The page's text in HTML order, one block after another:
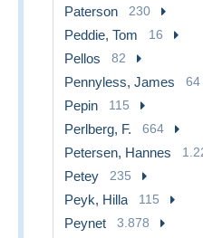
Paterson 230
Peddie, Tom 16
Pellos 82
Pennyless, James 64
Pepin 115
Perlberg, F. 664
Petersen, Hannes
Petey 235
Peyk, Hilla 115
Peynet 3.878